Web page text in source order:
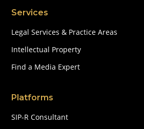
Services
Legal Services & Practice Areas
Intellectual Property
Find a Media Expert
Platforms
SIP-R Consultant